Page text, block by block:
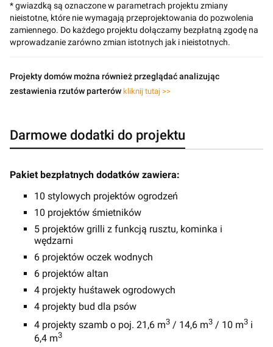
* gwiazdką są oznaczone w parametrach projektu zmiany
nieistotne, które nie wymagają przeprojektowania do pozwolenia
zamiennego. Do każdego projektu dołączamy bezpłatną zgodę na
wprowadzanie zarówno zmian istotnych jak i nieistotnych.
Projekty domów można również przeglądać analizując
zestawienia rzutów parterów kliknij tutaj >>
Darmowe dodatki do projektu
Pakiet bezpłatnych dodatków zawiera:
10 stylowych projektów ogrodzeń
10 projektów śmietników
5 projektów grilli z funkcją rusztu, kominka i
wędzarni
6 projektów oczek wodnych
6 projektów altan
4 projekty huśtawek ogrodowych
4 projekty bud dla psów
4 projekty szamb o poj. 21,6 m3 / 14,6 m3 / 10 m3 i
6,4 m3